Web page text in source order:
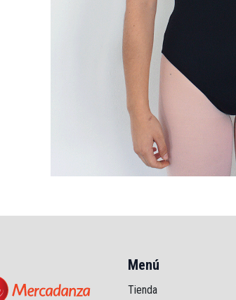
Menú
Tienda